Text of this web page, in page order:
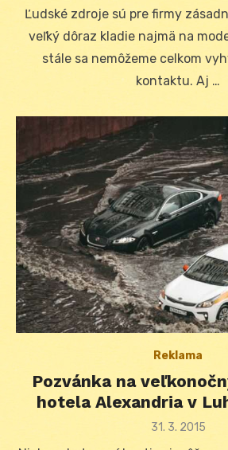
Ľudské zdroje sú pre firmy
veľký dôraz kladie najmä na
stále sa nemôžeme celkom
kontaktu. Aj …
Reklama
Pozvánka na
hotela Alexandria v
Posted
31. 3. 2015